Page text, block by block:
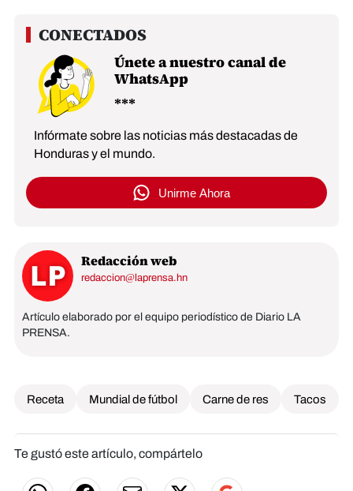
Únete a nuestro canal de
WhatsApp
Infórmate sobre las noticias más destacadas de
Honduras y el mundo.
Unirme Ahora
Redacción web
redaccion@laprensa.hn
Artículo elaborado por el equipo periodístico de Diario LA
PRENSA.
Receta Mundial de fútbol Carne de res Tacos
Te gustó este artículo, compártelo